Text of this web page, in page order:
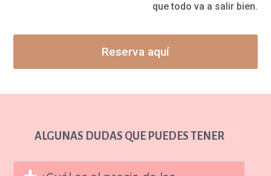
que todo va a salir bien.
Reserva aquí
ALGUNAS DUDAS QUE PUEDES TENER